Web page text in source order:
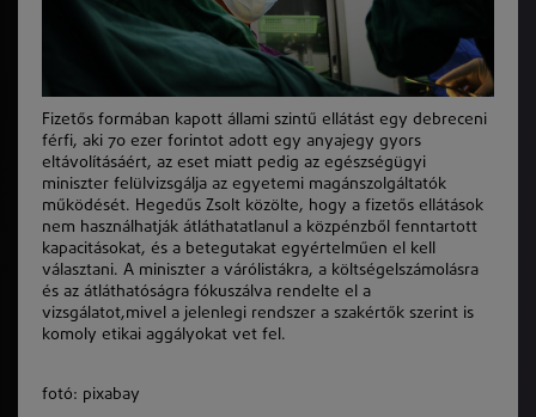
Fizetős formában kapott állami szintű ellátást egy debreceni
férfi, aki 70 ezer forintot adott egy anyajegy gyors
eltávolításáért, az eset miatt pedig az egészségügyi
miniszter felülvizsgálja az egyetemi magánszolgáltatók
működését. Hegedűs Zsolt közölte, hogy a fizetős ellátások
nem használhatják átláthatatlanul a közpénzből fenntartott
kapacitásokat, és a betegutakat egyértelműen el kell
választani. A miniszter a várólistákra, a költségelszámolásra
és az átláthatóságra fókuszálva rendelte el a
vizsgálatot,mivel a jelenlegi rendszer a szakértők szerint is
komoly etikai aggályokat vet fel.
fotó: pixabay